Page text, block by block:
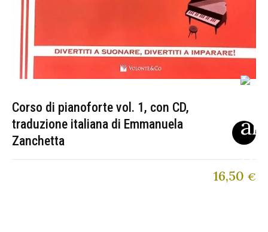
Corso di pianoforte vol. 1, con CD,
traduzione italiana di Emmanuela
Zanchetta
16,50 €